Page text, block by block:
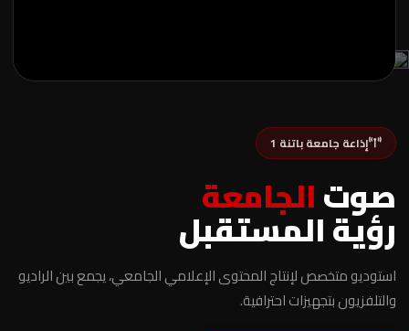
إذاعة جامعة باتنة 1
صوتالجامعة
رؤية المستقبل
استوديو متخصص لإنتاج المحتوى الإعلامي الجامعي، يجمع بين الراديو
والتلفزيون بتجهيزات احترافية.